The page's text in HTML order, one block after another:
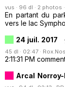
vus · 96 dl · 2 photos
En partant du
vers le lac
24 juil. 2017
45 dl · 02:47 ·
2:11:31 PM
Arcal